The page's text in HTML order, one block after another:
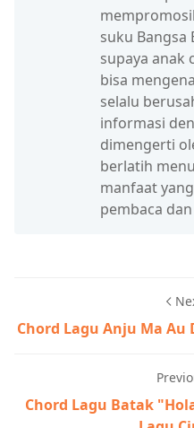
suku Bangsa
supaya anak
bisa
selalu
informasi
dimengerti
berlatih
manfaat
pembaca
Chord Lagu Anju Ma
Chord Lagu Batak